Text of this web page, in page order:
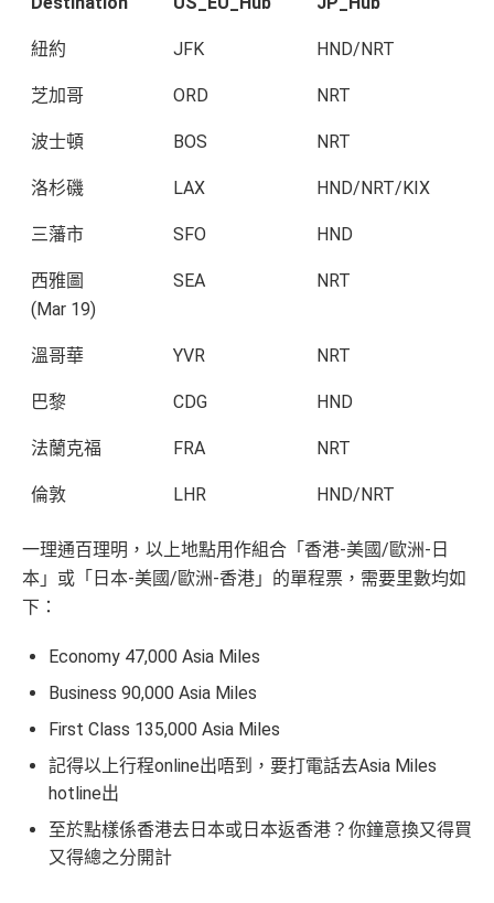
紐約 JFK HND/NRT
芝加哥 ORD NRT
波士頓 BOS NRT
洛杉磯 LAX HND/NRT/KIX
三藩市 SFO HND
西雅圖
(Mar 19)
SEA NRT
溫哥華 YVR NRT
巴黎 CDG HND
法蘭克福 FRA NRT
倫敦 LHR HND/NRT
一理通百理明，以上地點用作組合「香港-美國/歐洲-日
本」或「日本-美國/歐洲-香港」的單程票，需要里數均如
下：
Economy 47,000 Asia Miles
Business 90,000 Asia Miles
First Class 135,000 Asia Miles
記得以上行程online出唔到，要打電話去Asia Miles
hotline出
至於點樣係香港去日本或日本返香港？你鐘意換又得買
又得總之分開計